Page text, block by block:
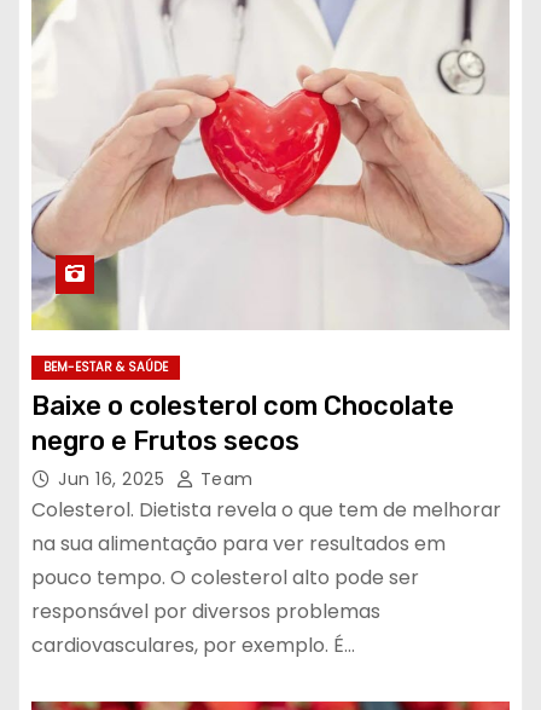
BEM-ESTAR & SAÚDE
Baixe o colesterol com Chocolate
negro e Frutos secos
Jun 16, 2025 Team
Colesterol. Dietista revela o que tem de melhorar
na sua alimentação para ver resultados em
pouco tempo. O colesterol alto pode ser
responsável por diversos problemas
cardiovasculares, por exemplo. É…